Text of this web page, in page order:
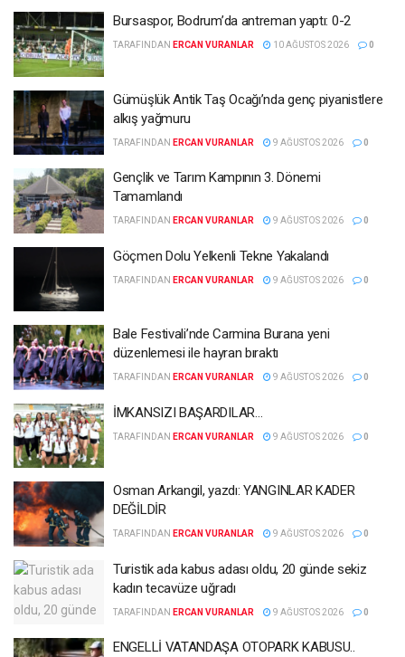
Bursaspor, Bodrum’da antreman yaptı: 0-2
TARAFINDAN ERCAN VURANLAR 10 AĞUSTOS 2026 0
Gümüşlük Antik Taş Ocağı’nda genç piyanistlere
alkış yağmuru
TARAFINDAN ERCAN VURANLAR 9 AĞUSTOS 2026 0
Gençlik ve Tarım Kampının 3. Dönemi
Tamamlandı
TARAFINDAN ERCAN VURANLAR 9 AĞUSTOS 2026 0
Göçmen Dolu Yelkenli Tekne Yakalandı
TARAFINDAN ERCAN VURANLAR 9 AĞUSTOS 2026 0
Bale Festivali’nde Carmina Burana yeni
düzenlemesi ile hayran bıraktı
TARAFINDAN ERCAN VURANLAR 9 AĞUSTOS 2026 0
İMKANSIZI BAŞARDILAR…
TARAFINDAN ERCAN VURANLAR 9 AĞUSTOS 2026 0
Osman Arkangil, yazdı: YANGINLAR KADER
DEĞİLDİR
TARAFINDAN ERCAN VURANLAR 9 AĞUSTOS 2026 0
Turistik ada kabus adası oldu, 20 günde sekiz
kadın tecavüze uğradı
TARAFINDAN ERCAN VURANLAR 9 AĞUSTOS 2026 0
ENGELLİ VATANDAŞA OTOPARK KABUSU..